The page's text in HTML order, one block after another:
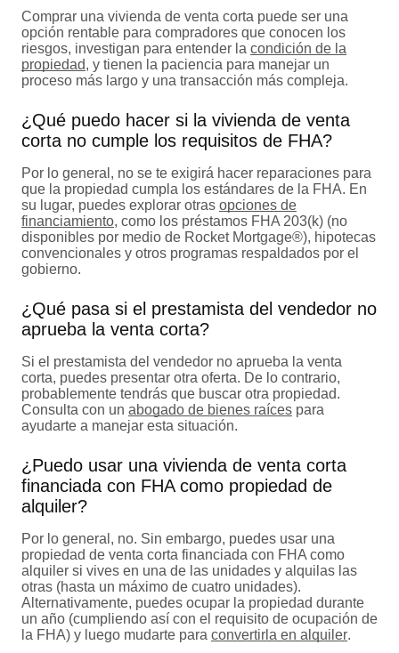
Comprar una vivienda de venta corta puede ser una
opción rentable para compradores que conocen los
riesgos, investigan para entender la condición de la
propiedad, y tienen la paciencia para manejar un
proceso más largo y una transacción más compleja.
¿Qué puedo hacer si la vivienda de venta
corta no cumple los requisitos de FHA?
Por lo general, no se te exigirá hacer reparaciones para
que la propiedad cumpla los estándares de la FHA. En
su lugar, puedes explorar otras opciones de
financiamiento, como los préstamos FHA 203(k) (no
disponibles por medio de Rocket Mortgage®), hipotecas
convencionales y otros programas respaldados por el
gobierno.
¿Qué pasa si el prestamista del vendedor no
aprueba la venta corta?
Si el prestamista del vendedor no aprueba la venta
corta, puedes presentar otra oferta. De lo contrario,
probablemente tendrás que buscar otra propiedad.
Consulta con un abogado de bienes raíces para
ayudarte a manejar esta situación.
¿Puedo usar una vivienda de venta corta
financiada con FHA como propiedad de
alquiler?
Por lo general, no. Sin embargo, puedes usar una
propiedad de venta corta financiada con FHA como
alquiler si vives en una de las unidades y alquilas las
otras (hasta un máximo de cuatro unidades).
Alternativamente, puedes ocupar la propiedad durante
un año (cumpliendo así con el requisito de ocupación de
la FHA) y luego mudarte para convertirla en alquiler.